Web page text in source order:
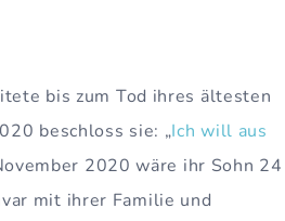
bis zum Tod ihres ältesten
beschloss sie: „Ich will aus
2020 wäre ihr Sohn 24
mit ihrer Familie und